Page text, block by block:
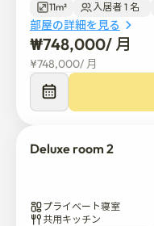
11m²
入居者 1 名
部屋の詳細を見る
₩748,000/ 月
¥748,000/ 月
Deluxe room 2
プライベート寝室
共用キッチン